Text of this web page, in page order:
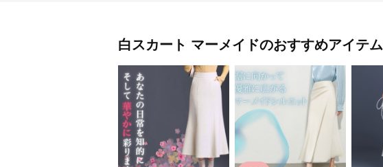
白スカート マーメイドのおすすめアイテム